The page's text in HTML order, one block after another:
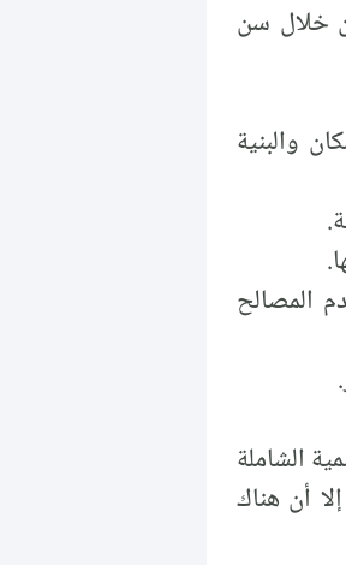
خلال سن
والبنية
المصالح
الشاملة
أن هناك